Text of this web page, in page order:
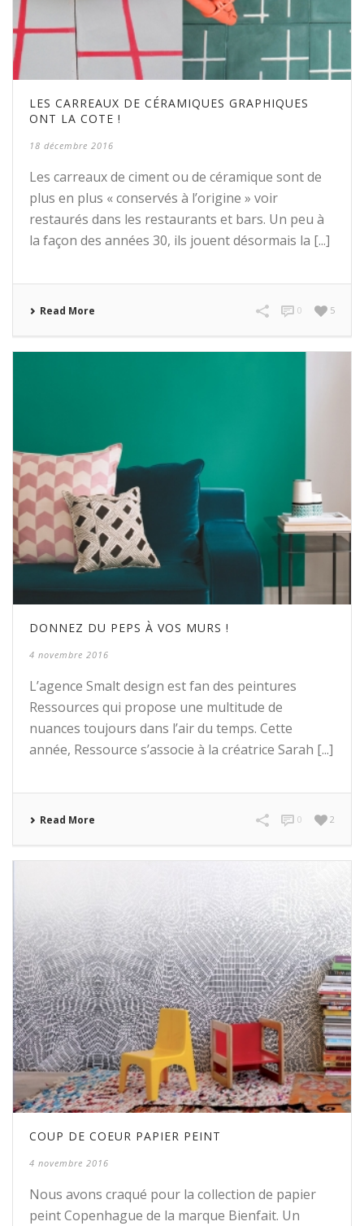
LES CARREAUX DE CÉRAMIQUES GRAPHIQUES
ONT LA COTE !
18 décembre 2016
Les carreaux de ciment ou de céramique sont de
plus en plus « conservés à l’origine » voir
restaurés dans les restaurants et bars. Un peu à
la façon des années 30, ils jouent désormais la [...]
Read More 5
0
DONNEZ DU PEPS À VOS MURS !
4 novembre 2016
L’agence Smalt design est fan des peintures
Ressources qui propose une multitude de
nuances toujours dans l’air du temps. Cette
année, Ressource s’associe à la créatrice Sarah [...]
Read More 2
0
COUP DE COEUR PAPIER PEINT
4 novembre 2016
Nous avons craqué pour la collection de papier
peint Copenhague de la marque Bienfait. Un